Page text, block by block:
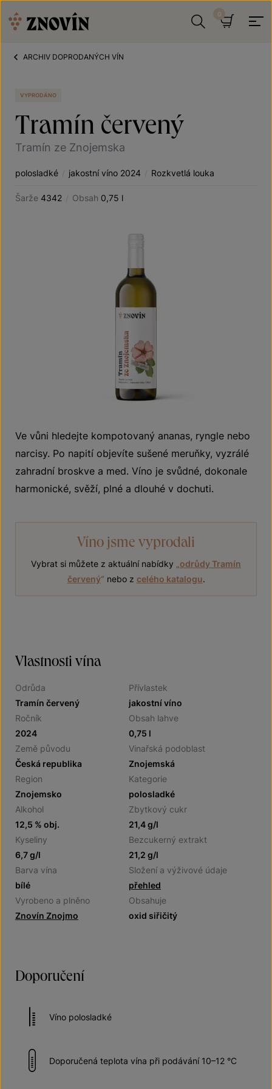
ARCHIV DOPRODANÝCH VÍN
VYPRODÁNO
Tramín červený
Tramín ze Znojemska
polosladké / jakostní víno 2024 / Rozkvetlá louka
Šarže 4342 / Obsah 0,75 l
Ve vůni hledejte kompotovaný ananas, ryngle nebo
narcisy. Po napití objevíte sušené meruňky, vyzrálé
zahradní broskve a med. Víno je svůdné, dokonale
harmonické, svěží, plné a dlouhé v dochuti.
Víno jsme vyprodali
Vybrat si můžete z aktuální nabídky
odrůdy Tramín
červený“ nebo z celého katalogu.
Vlastnosti vína
Odrůda
Tramín červený
Přívlastek
jakostní víno
Ročník
2024
Obsah lahve
0,75 l
Země původu
Česká republika
Vinařská podoblast
Znojemská
Region
Znojemsko
Kategorie
polosladké
Alkohol
12,5 % obj.
Zbytkový cukr
21,4 g/l
Kyseliny
6,7 g/l
Bezcukerný extrakt
21,2 g/l
Barva vína
bílé
Složení a výživové údaje
přehled
Vyrobeno a plněno
Znovín Znojmo
Obsahuje
oxid siřičitý
Doporučení
Víno polosladké
Doporučená teplota vína při podávání 10–12 °C